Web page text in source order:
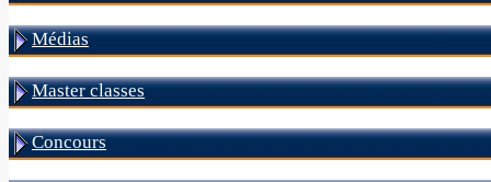
Médias
Master classes
Concours